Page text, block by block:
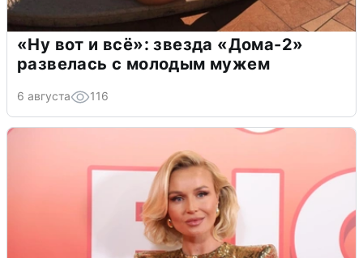
«Ну вот и всё»: звезда «Дома-2»
развелась с молодым мужем
6 августа 116